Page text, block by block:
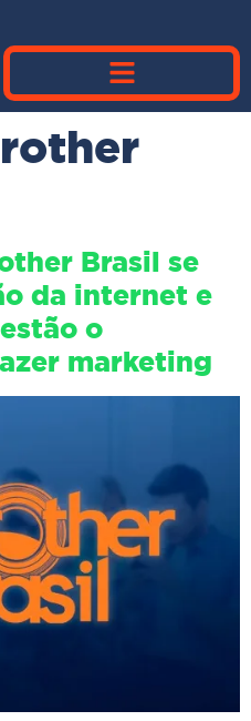
Brasil se
da internet e
o
marketing